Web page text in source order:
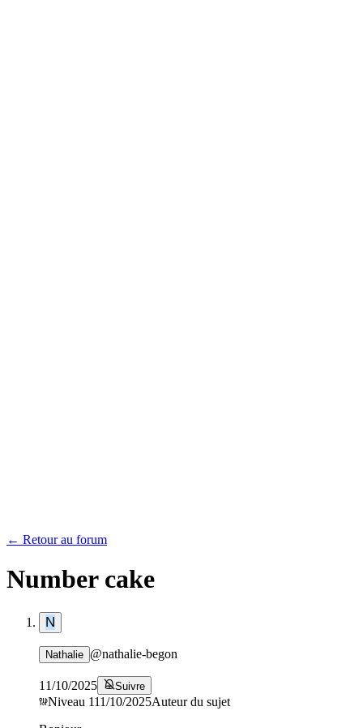
← Retour au forum
Number cake
N
Nathalie @nathalie-begon
11/10/2025 Suivre
Niveau 111/10/2025Auteur du sujet